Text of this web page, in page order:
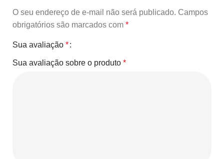
O seu endereço de e-mail não será publicado. Campos
obrigatórios são marcados com *
Sua avaliação *
Sua avaliação sobre o produto *